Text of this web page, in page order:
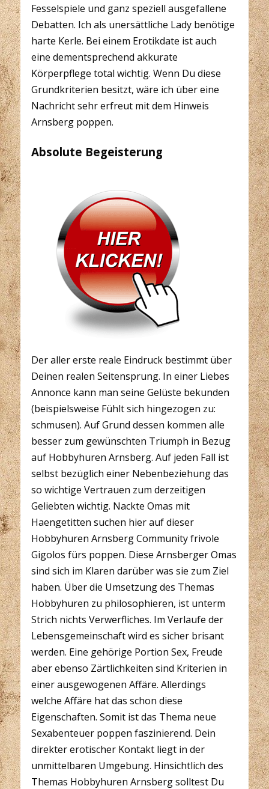
Fesselspiele und ganz speziell ausgefallene
Debatten. Ich als unersättliche Lady benötige
harte Kerle. Bei einem Erotikdate ist auch
eine dementsprechend akkurate
Körperpflege total wichtig. Wenn Du diese
Grundkriterien besitzt, wäre ich über eine
Nachricht sehr erfreut mit dem Hinweis
Arnsberg poppen.
Absolute Begeisterung
Der aller erste reale Eindruck bestimmt über
Deinen realen Seitensprung. In einer Liebes
Annonce kann man seine Gelüste bekunden
(beispielsweise Fühlt sich hingezogen zu:
schmusen). Auf Grund dessen kommen alle
besser zum gewünschten Triumph in Bezug
auf Hobbyhuren Arnsberg. Auf jeden Fall ist
selbst bezüglich einer Nebenbeziehung das
so wichtige Vertrauen zum derzeitigen
Geliebten wichtig. Nackte Omas mit
Haengetitten suchen hier auf dieser
Hobbyhuren Arnsberg Community frivole
Gigolos fürs poppen. Diese Arnsberger Omas
sind sich im Klaren darüber was sie zum Ziel
haben. Über die Umsetzung des Themas
Hobbyhuren zu philosophieren, ist unterm
Strich nichts Verwerfliches. Im Verlaufe der
Lebensgemeinschaft wird es sicher brisant
werden. Eine gehörige Portion Sex, Freude
aber ebenso Zärtlichkeiten sind Kriterien in
einer ausgewogenen Affäre. Allerdings
welche Affäre hat das schon diese
Eigenschaften. Somit ist das Thema neue
Sexabenteuer poppen faszinierend. Dein
direkter erotischer Kontakt liegt in der
unmittelbaren Umgebung. Hinsichtlich des
Themas Hobbyhuren Arnsberg solltest Du